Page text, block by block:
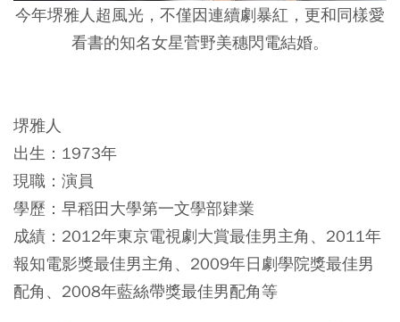
今年堺雅人超風光，不僅因連續劇暴紅，更和同樣愛
看書的知名女星菅野美穗閃電結婚。
堺雅人
出生：1973年
現職：演員
學歷：早稻田大學第一文學部肄業
成績：2012年東京電視劇大賞最佳男主角、2011年
報知電影獎最佳男主角、2009年日劇學院獎最佳男
配角、2008年藍絲帶獎最佳男配角等